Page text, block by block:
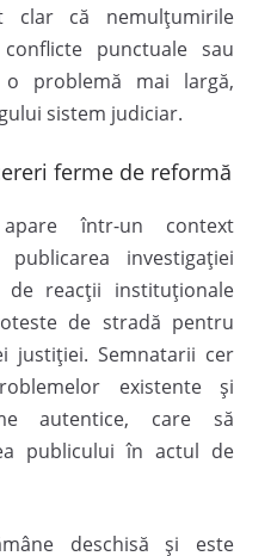
clar că nemulțumirile
punctuale sau
problemă mai largă,
sistem judiciar.
ferme de reformă
într-un context
investigației
de reacții instituționale
de stradă pentru
justiției. Semnatarii cer
existente și
autentice, care să
publicului în actul de
deschisă și este